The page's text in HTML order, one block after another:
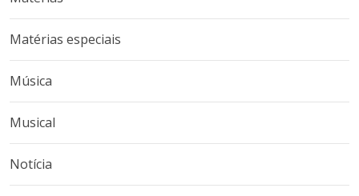
Matérias especiais
Música
Musical
Notícia